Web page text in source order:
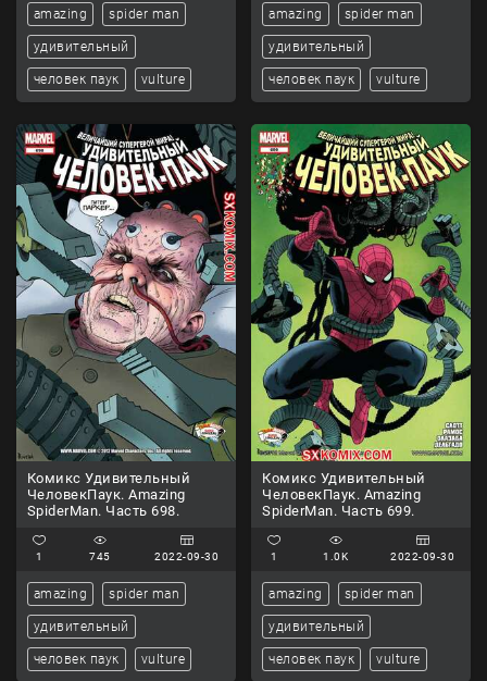
amazing spider man
удивительный
человек паук vulture
amazing spider man
удивительный
человек паук vulture
Комикс Удивительный
ЧеловекПаук. Amazing
SpiderMan. Часть 698.
1 745 2022-09-30
amazing spider man
удивительный
человек паук vulture
Комикс Удивительный
ЧеловекПаук. Amazing
SpiderMan. Часть 699.
1 1.0K 2022-09-30
amazing spider man
удивительный
человек паук vulture